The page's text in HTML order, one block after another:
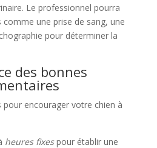
Le professionnel pourra
une prise de sang, une
pour déterminer la
des bonnes
pour encourager votre chien à
heures fixespour établir une